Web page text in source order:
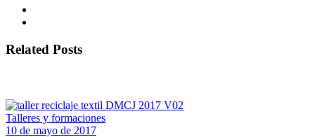
Related Posts
Talleres y formaciones
10 de mayo de 2017